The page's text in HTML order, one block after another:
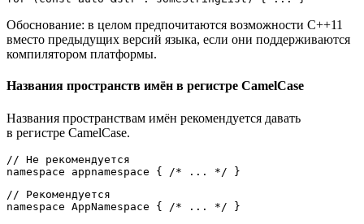
Обоснование: в целом предпочитаются возможности C++11
вместо предыдущих версий языка, если они поддерживаются
компилятором платформы.
Названия пространств имён в регистре CamelCase
Названия пространствам имён рекомендуется давать
в регистре CamelCase.
// Не рекомендуется
namespace appnamespace { /* ... */
// Рекомендуется
namespace AppNamespace { /* ... */